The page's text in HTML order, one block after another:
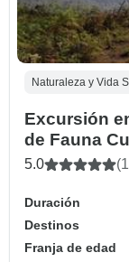
Naturaleza y Vida
Excursión
de Fauna
5.0
Duración
Destinos
Franja de edad